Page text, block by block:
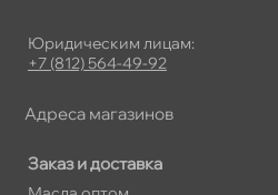
Заказ и доставка
Юридическим лицам:
+7 (812) 564-49-92
Адреса магазино